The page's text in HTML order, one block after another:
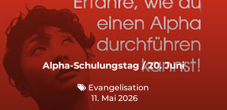
Alpha-Schulungstag / 20. Juni
Evangelisation
11. Mai 2026